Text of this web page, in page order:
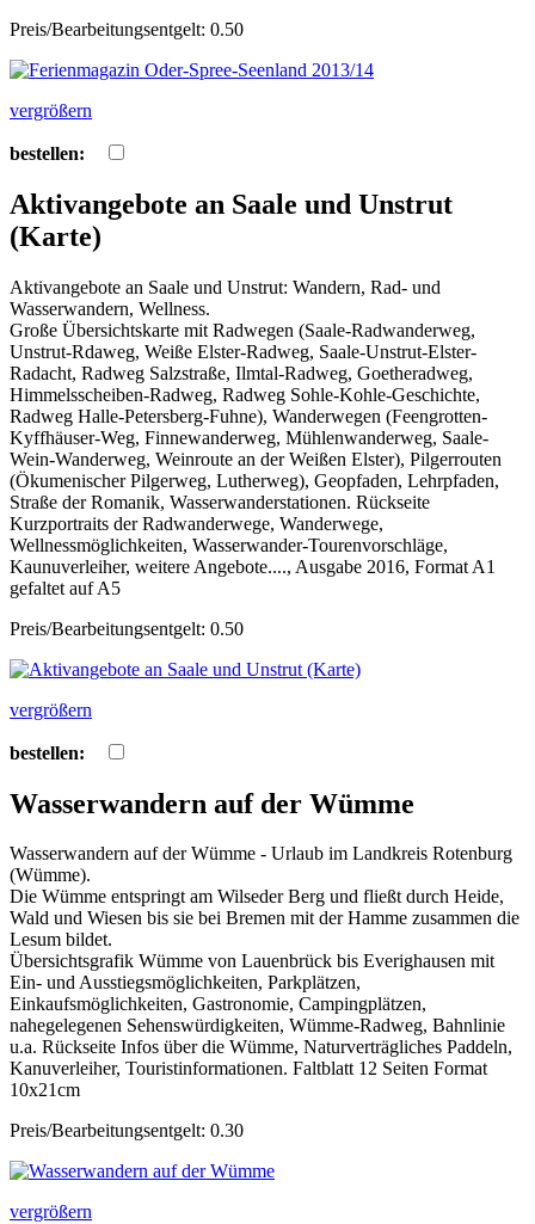
Preis/Bearbeitungsentgelt: 0.50
vergrößern
bestellen:
Aktivangebote an Saale und Unstrut
(Karte)
Aktivangebote an Saale und Unstrut: Wandern, Rad- und
Wasserwandern, Wellness.
Große Übersichtskarte mit Radwegen (Saale-Radwanderweg,
Unstrut-Rdaweg, Weiße Elster-Radweg, Saale-Unstrut-Elster-
Radacht, Radweg Salzstraße, Ilmtal-Radweg, Goetheradweg,
Himmelsscheiben-Radweg, Radweg Sohle-Kohle-Geschichte,
Radweg Halle-Petersberg-Fuhne), Wanderwegen (Feengrotten-
Kyffhäuser-Weg, Finnewanderweg, Mühlenwanderweg, Saale-
Wein-Wanderweg, Weinroute an der Weißen Elster), Pilgerrouten
(Ökumenischer Pilgerweg, Lutherweg), Geopfaden, Lehrpfaden,
Straße der Romanik, Wasserwanderstationen. Rückseite
Kurzportraits der Radwanderwege, Wanderwege,
Wellnessmöglichkeiten, Wasserwander-Tourenvorschläge,
Kaunuverleiher, weitere Angebote...., Ausgabe 2016, Format A1
gefaltet auf A5
Preis/Bearbeitungsentgelt: 0.50
vergrößern
bestellen:
Wasserwandern auf der Wümme
Wasserwandern auf der Wümme - Urlaub im Landkreis Rotenburg
(Wümme).
Die Wümme entspringt am Wilseder Berg und fließt durch Heide,
Wald und Wiesen bis sie bei Bremen mit der Hamme zusammen die
Lesum bildet.
Übersichtsgrafik Wümme von Lauenbrück bis Everighausen mit
Ein- und Ausstiegsmöglichkeiten, Parkplätzen,
Einkaufsmöglichkeiten, Gastronomie, Campingplätzen,
nahegelegenen Sehenswürdigkeiten, Wümme-Radweg, Bahnlinie
u.a. Rückseite Infos über die Wümme, Naturverträgliches Paddeln,
Kanuverleiher, Touristinformationen. Faltblatt 12 Seiten Format
10x21cm
Preis/Bearbeitungsentgelt: 0.30
vergrößern